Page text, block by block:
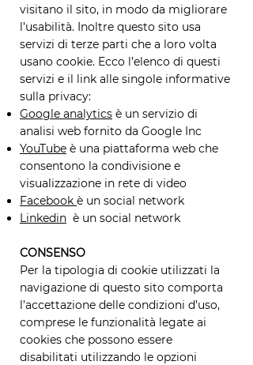
visitano il sito, in modo da migliorare
l’usabilità. Inoltre questo sito usa
servizi di terze parti che a loro volta
usano cookie. Ecco l’elenco di questi
servizi e il link alle singole informative
sulla privacy:
Google analytics è un servizio di
analisi web fornito da Google Inc
YouTube è una piattaforma web che
consentono la condivisione e
visualizzazione in rete di video
Facebook è un social network
Linkedin è un social network
CONSENSO
Per la tipologia di cookie utilizzati la
navigazione di questo sito comporta
l’accettazione delle condizioni d’uso,
comprese le funzionalità legate ai
cookies che possono essere
disabilitati utilizzando le opzioni